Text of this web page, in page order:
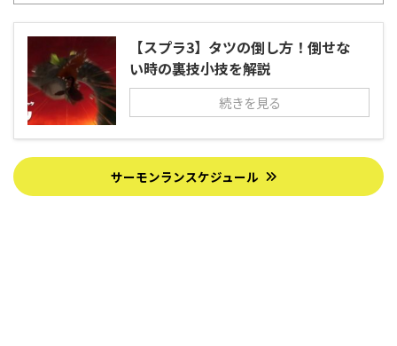
【スプラ3】タツの倒し方！倒せな
い時の裏技小技を解説
続きを見る
サーモンランスケジュール